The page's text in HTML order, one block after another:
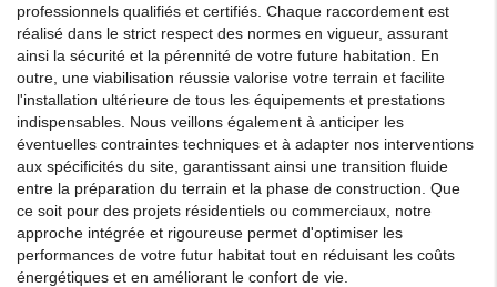
professionnels qualifiés et certifiés. Chaque raccordement est
réalisé dans le strict respect des normes en vigueur, assurant
ainsi la sécurité et la pérennité de votre future habitation. En
outre, une viabilisation réussie valorise votre terrain et facilite
l'installation ultérieure de tous les équipements et prestations
indispensables. Nous veillons également à anticiper les
éventuelles contraintes techniques et à adapter nos interventions
aux spécificités du site, garantissant ainsi une transition fluide
entre la préparation du terrain et la phase de construction. Que
ce soit pour des projets résidentiels ou commerciaux, notre
approche intégrée et rigoureuse permet d'optimiser les
performances de votre futur habitat tout en réduisant les coûts
énergétiques et en améliorant le confort de vie.